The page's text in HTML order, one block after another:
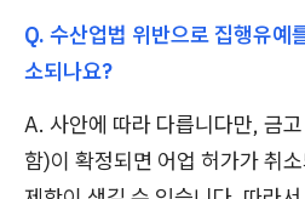
Q. 수산업법 위반으로 집행유예
소되나요?
A. 사안에 따라 다릅니다만, 금
함)이 확정되면 어업 허가가 취